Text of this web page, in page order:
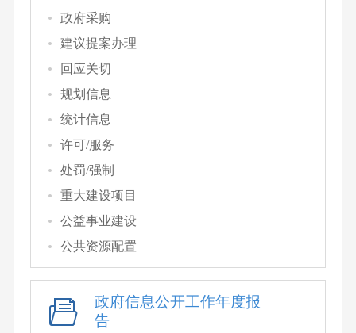
政府采购
建议提案办理
回应关切
规划信息
统计信息
许可/服务
处罚/强制
重大建设项目
公益事业建设
公共资源配置
政府信息公开工作年度报
告